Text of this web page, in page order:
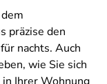
präzise den
nachts. Auch
wie Sie sich